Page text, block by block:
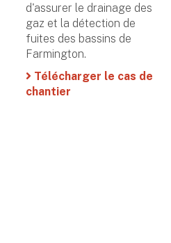
d'assurer le drainage des
gaz et la détection de
fuites des bassins de
Farmington.
Télécharger le cas de
chantier